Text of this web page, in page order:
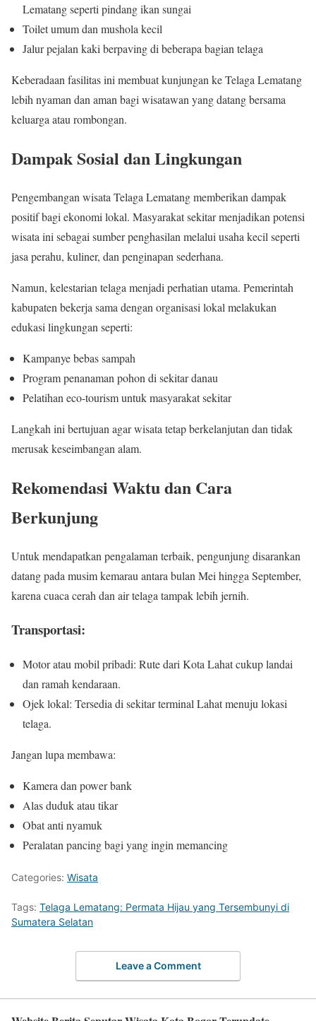
Lematang seperti pindang ikan sungai
Toilet umum dan mushola kecil
Jalur pejalan kaki berpaving di beberapa bagian telaga
Keberadaan fasilitas ini membuat kunjungan ke Telaga Lematang
lebih nyaman dan aman bagi wisatawan yang datang bersama
keluarga atau rombongan.
Dampak Sosial dan Lingkungan
Pengembangan wisata Telaga Lematang memberikan dampak
positif bagi ekonomi lokal. Masyarakat sekitar menjadikan potensi
wisata ini sebagai sumber penghasilan melalui usaha kecil seperti
jasa perahu, kuliner, dan penginapan sederhana.
Namun, kelestarian telaga menjadi perhatian utama. Pemerintah
kabupaten bekerja sama dengan organisasi lokal melakukan
edukasi lingkungan seperti:
Kampanye bebas sampah
Program penanaman pohon di sekitar danau
Pelatihan eco-tourism untuk masyarakat sekitar
Langkah ini bertujuan agar wisata tetap berkelanjutan dan tidak
merusak keseimbangan alam.
Rekomendasi Waktu dan Cara
Berkunjung
Untuk mendapatkan pengalaman terbaik, pengunjung disarankan
datang pada musim kemarau antara bulan Mei hingga September,
karena cuaca cerah dan air telaga tampak lebih jernih.
Transportasi:
Motor atau mobil pribadi: Rute dari Kota Lahat cukup landai
dan ramah kendaraan.
Ojek lokal: Tersedia di sekitar terminal Lahat menuju lokasi
telaga.
Jangan lupa membawa:
Kamera dan power bank
Alas duduk atau tikar
Obat anti nyamuk
Peralatan pancing bagi yang ingin memancing
Categories: Wisata
Tags: Telaga Lematang: Permata Hijau yang Tersembunyi di
Sumatera Selatan
Leave a Comment